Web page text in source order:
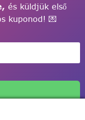
és küldjük első
kuponod! 💌